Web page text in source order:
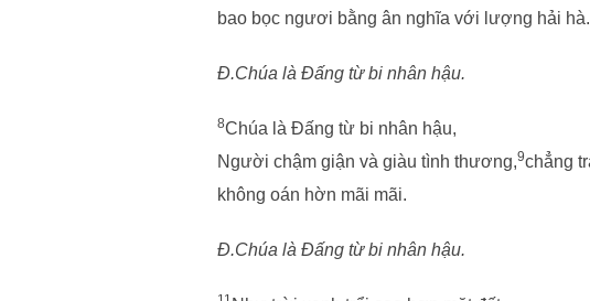
bao bọc ngươi bằng ân nghĩa với lượng hải hà.
Đ.Chúa là Đấng từ bi nhân hậu.
8Chúa là Đấng từ bi nhân hậu,
Người chậm giận và giàu tình thương,9chẳng
không oán hờn mãi mãi.
Đ.Chúa là Đấng từ bi nhân hậu.